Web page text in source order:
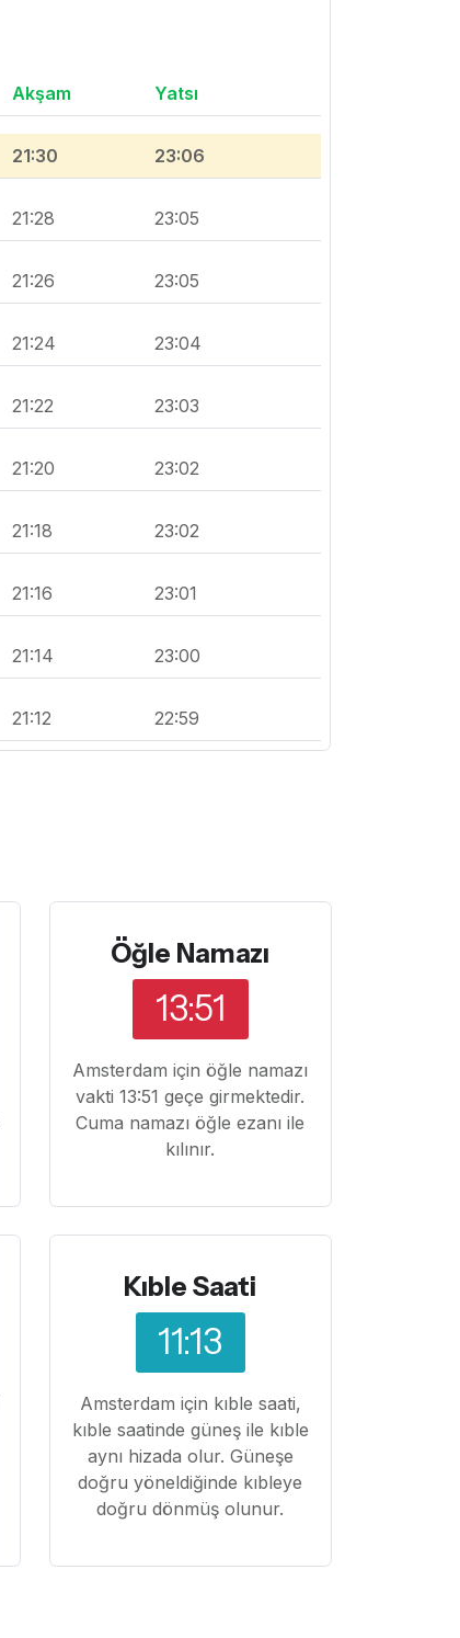
Akşam Yatsı
21:30 23:06
21:28 23:05
21:26 23:05
21:24 23:04
21:22 23:03
21:20 23:02
21:18 23:02
21:16 23:01
21:14 23:00
21:12 22:59
Öğle Namazı
13:51
Amsterdam için öğle namazı
vakti 13:51 geçe girmektedir.
Cuma namazı öğle ezanı ile
kılınır.
Kıble Saati
11:13
Amsterdam için kıble saati,
kıble saatinde güneş ile kıble
aynı hizada olur. Güneşe
doğru yöneldiğinde kıbleye
doğru dönmüş olunur.